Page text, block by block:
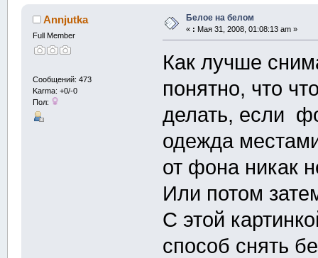
Annjutka
Full Member
Сообщений: 473
Karma: +0/-0
Пол:
Белое на белом
« : Мая 31, 2008, 01:08:13 am »
Как лучше
понятно, что
делать, если
одежда
от фона никак
Или потом
С этой
способ снять